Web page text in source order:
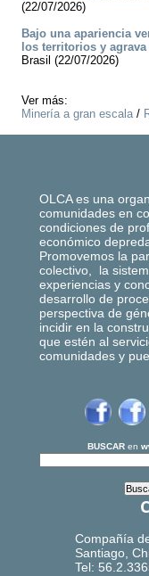
(22/07/2026)
Bajo una apariencia
los territorios y
Brasil (22/07/2026)
Ver más:
Minería a gran escala/
OLCA es una
comunidades en
condiciones de
económico
Promovemos la
colectivo, la
experiencias y
desarrollo de
perspectiva de
incidir en la
que estén al
comunidades y
BUSCAR en
Compañía
Santiago,
Tel: